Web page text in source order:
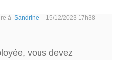
à Sandrine 15/12/2023 17h38
vous devez